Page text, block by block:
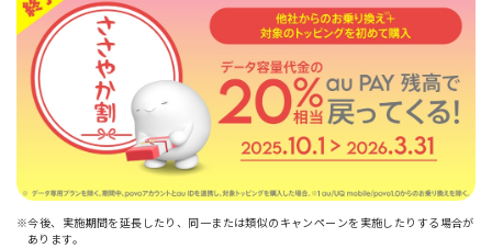
※今後、実施期間を延長したり、同一または類似のキャンペーンを実施したりする場合が
あります。